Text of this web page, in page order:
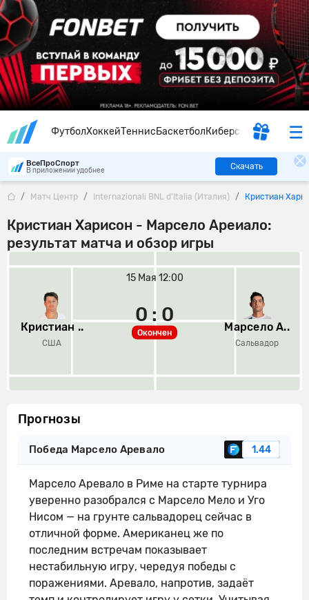
ФутболХоккейТеннисБаскетболКиберспорт
ВсеПроСпорт
В приложении удобнее Скачать
Кристиан Харисон - Марсело Ареиало:
результат матча и обзор игры
Матч Центр Internazionali BNL d'Italia (Италия) Кристиан
Кристиан ..
США
15 Мая 12:00
Окончен
0 : 0
Марсело А..
Сальвадор
Прогнозы
Победа Марсело Аревало 1.44
Марсело Аревало в Риме на старте турнира
уверенно разобрался с Марсело Мело и Уго
Нисом — на грунте сальвадорец сейчас в
отличной форме. Американец же по
последним встречам показывает
нестабильную игру, чередуя победы с
поражениями. Аревало, напротив, задаёт